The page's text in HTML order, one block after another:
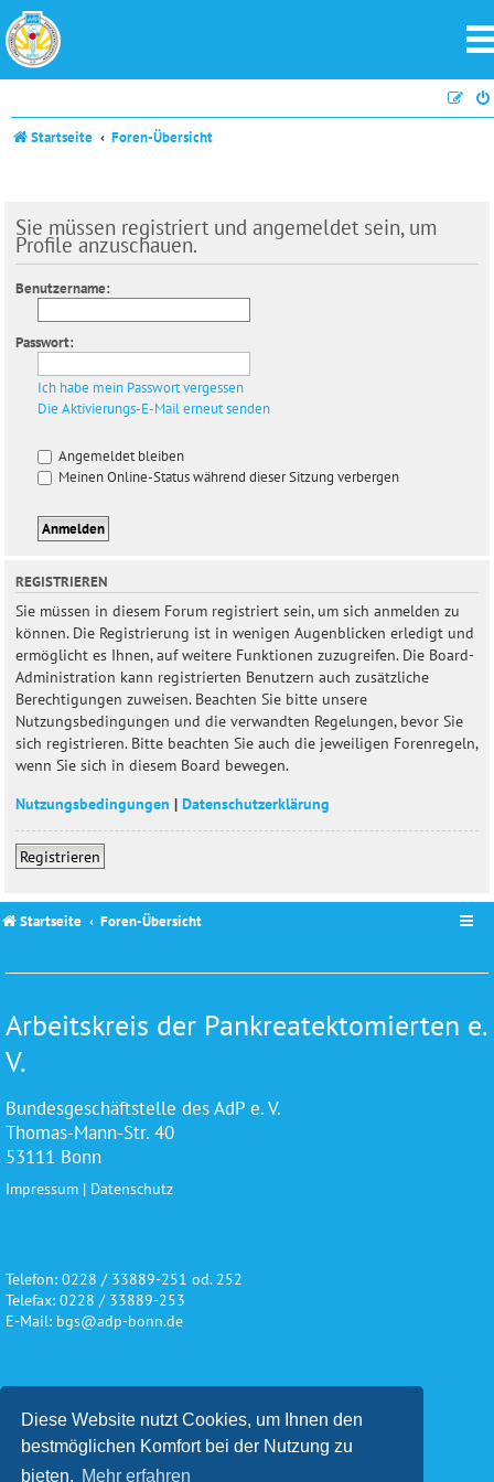
Diese Website nutzt Cookies, um Ihnen den
bestmöglichen Komfort bei der Nutzung zu
bieten. Mehr erfahren
Startseite Foren-Übersicht
Sie müssen registriert und angemeldet sein, um
Profile anzuschauen.
Benutzername:
Passwort:
Ich habe mein Passwort vergessen
Die Aktivierungs-E-Mail erneut senden
Angemeldet bleiben
Meinen Online-Status während dieser Sitzung verbergen
REGISTRIEREN
Sie müssen in diesem Forum registriert sein, um sich anmelden zu
können. Die Registrierung ist in wenigen Augenblicken erledigt und
ermöglicht es Ihnen, auf weitere Funktionen zuzugreifen. Die Board-
Administration kann registrierten Benutzern auch zusätzliche
Berechtigungen zuweisen. Beachten Sie bitte unsere
Nutzungsbedingungen und die verwandten Regelungen, bevor Sie
sich registrieren. Bitte beachten Sie auch die jeweiligen Forenregeln,
wenn Sie sich in diesem Board bewegen.
Nutzungsbedingungen | Datenschutzerklärung
Registrieren
Startseite Foren-Übersicht
Arbeitskreis der Pankreatektomierten e.
V.
Bundesgeschäftstelle des AdP e. V.
Thomas-Mann-Str. 40
53111 Bonn
Impressum | Datenschutz
Telefon: 0228 / 33889-251 od. 252
Telefax: 0228 / 33889-253
E-Mail: bgs@adp-bonn.de
Wir danken für die freundliche
Unterstützung und Förderung